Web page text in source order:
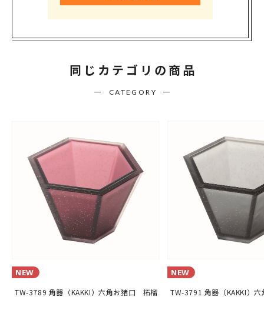
同じカテゴリの商品
CATEGORY
NEW
TW-3789 角器（KAKKI）六角お猪口 柘榴
NEW
TW-3791 角器（KAKKI）